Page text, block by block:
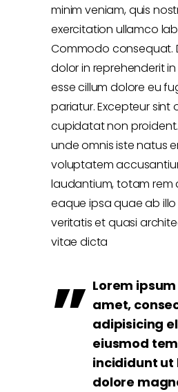
minim veniam, quis
exercitation ullamco
Commodo consequat.
dolor in reprehenderit
esse cillum dolore eu
pariatur. Excepteur
cupidatat non proident.
unde omnis iste natus
voluptatem
laudantium, totam rem
eaque ipsa quae ab
veritatis et quasi
vitae dicta
Lorem
amet,
adipisicing
eiusmod
incididunt ut
dolore